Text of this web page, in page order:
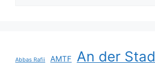
Abbas Rafii AMTF An der Stad